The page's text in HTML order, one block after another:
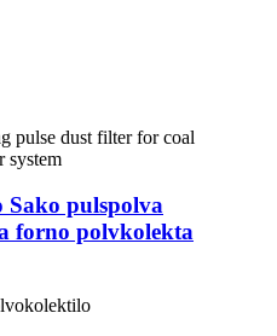
pulspolva
forno polvkolekta